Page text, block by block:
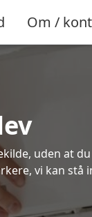
Om /
uden at
vi kan stå